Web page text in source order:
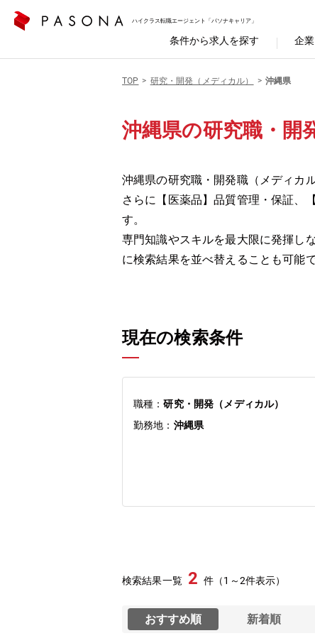
ハイクラス転職エージェント「パソナキャリア」
条件から求人を探す 企
TOP 研究・開発（メディカル） 沖縄県
沖縄県の研究職・開
沖縄県の研究職・開発職（メディカ
さらに【医薬品】品質管理・保証、
す。
専門知識やスキルを最大限に発揮し
に検索結果を並べ替えることも可能で
現在の検索条件
職種：研究・開発（メディカル）
勤務地： 沖縄県
検索結果一覧 2 件（1～2件表示）
おすすめ順 新着順